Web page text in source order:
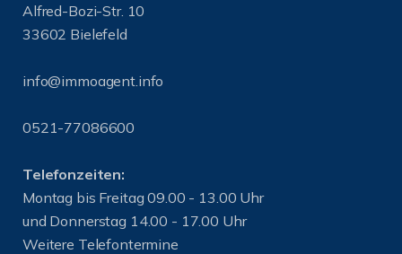
Alfred-Bozi-Str. 10
33602 Bielefeld
info@immoagent.info
0521-77086600
Telefonzeiten:
Montag bis Freitag 09.00 - 13.00 Uhr
und Donnerstag 14.00 - 17.00 Uhr
Weitere Telefontermine